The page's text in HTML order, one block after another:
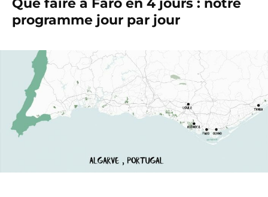
Que faire à Faro en 4 jours : notre
programme jour par jour